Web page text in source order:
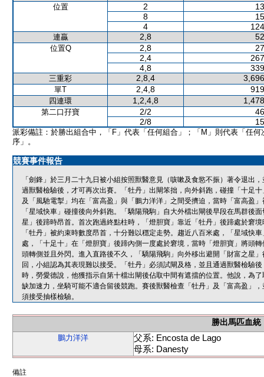
位置 2
8
4
連贏 2,8
位置Q 2,8
2,4
4,8
三重彩 2,8,4
單T 2,4,8
四連環 1,2,4,8
第二口孖寶 2/2
2/8
派彩備註：於勝出組合中，「F」代表「任何組合」；「M」則代表「任何
序」。
競賽事件報告
「劍鋒」於三月二十九日被小組按照獸醫意見（咳嗽及食慾不振）著令退出
過獸醫檢驗後，才可再次出賽。「牡丹」出閘笨拙，向外斜跑，碰撞「十足
及「風馳電掣」均在「富高盈」與「鵬力洋洋」之間受擠迫，當時「富高盈
「星域快車」碰撞後向外斜跑。「驕陽飛駒」自大外檔出閘後早段在馬群後
星」後蹄時昂首。首次跑過終點柱時，「燈胆寶」靠近「牡丹」後蹄處於窘
「牡丹」被約束時數度昂首，十分難以穩定走勢。趨近八百米處，「星域快
處，「十足十」在「燈胆寶」後蹄內側一度處於窘境，當時「燈胆寶」將頭
頭轉側並且外閃。進入直路後不久，「驕陽飛駒」向外移出避開「財富之星
回，小組認為其表現難以接受。「牡丹」必須試閘及格，並且通過獸醫檢驗
時，勞愛德說，他獲指示自第十檔出閘後佔取中間有遮擋的位置。他說，為
缺加速力，坐騎可能不適合留後競跑。賽後獸醫檢查「牡丹」及「富高盈」
須接受抽樣檢驗。
勝出馬匹血統
鵬力洋洋
父系: Encosta de Lago
母系: Danesty
備註